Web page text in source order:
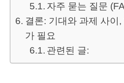
자주 묻는 질문
결론: 기대와 과제 사이
가 필요
관련된 글: